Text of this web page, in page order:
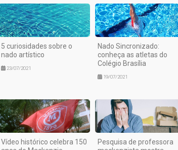
5 curiosidades sobre o
nado artístico
23/07/2021
Nado Sincronizado:
conheça as atletas do
Colégio Brasília
19/07/2021
Vídeo histórico celebra 150
Pesquisa de professora